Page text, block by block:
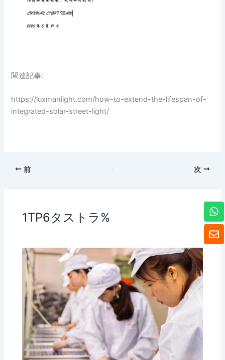
関連記事:
https://luxmanlight.com/how-to-extend-the-lifespan-of-
integrated-solar-street-light/
前 次
1TP6タストラ%
封
筒
ワ
ッ
ツ
ア
ッ